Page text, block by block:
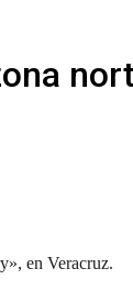
en Veracruz.